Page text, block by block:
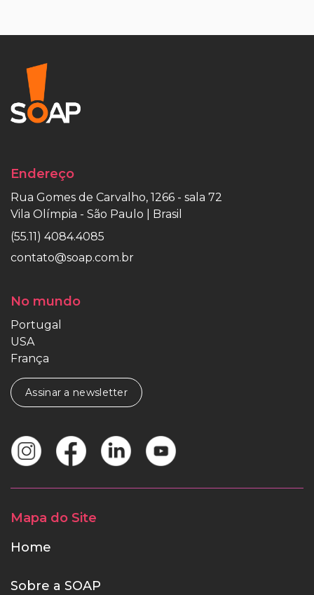
Endereço
Rua Gomes de Carvalho, 1266 - sala 72
Vila Olímpia - São Paulo | Brasil
(55.11) 4084.4085
contato@soap.com.br
No mundo
Portugal
USA
França
Assinar a newsletter
Mapa do Site
Home
Sobre a SOAP